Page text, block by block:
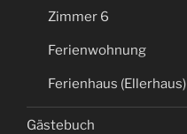
Zimmer 6
Ferienwohnung
Ferienhaus (Ellerhaus)
Gästebuch